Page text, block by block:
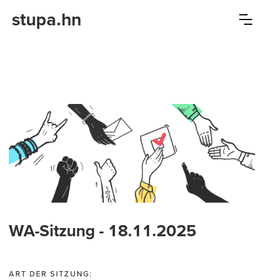
stupa.hn
WA-Sitzung - 18.11.2025
ART DER SITZUNG: